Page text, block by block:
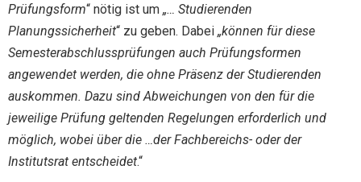
Prüfungsform“ nötig ist um „… Studierenden
Planungssicherheit“ zu geben. Dabei „können für diese
Semesterabschlussprüfungen auch Prüfungsformen
angewendet werden, die ohne Präsenz der Studierenden
auskommen. Dazu sind Abweichungen von den für die
jeweilige Prüfung geltenden Regelungen erforderlich und
möglich, wobei über die …der Fachbereichs- oder der
Institutsrat entscheidet.“